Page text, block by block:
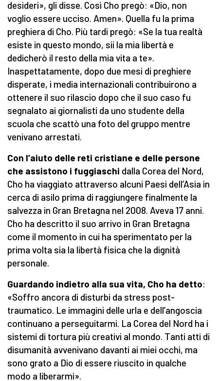
desideri», gli disse. Così Cho pregò: «Dio, non
voglio essere ucciso. Amen». Quella fu la prima
preghiera di Cho. Più tardi pregò: «Se la tua realtà
esiste in questo mondo, sii la mia libertà e
dedicherò il resto della mia vita a te».
Inaspettatamente, dopo due mesi di preghiere
disperate, i media internazionali contribuirono a
ottenere il suo rilascio dopo che il suo caso fu
segnalato ai giornalisti da uno studente della
scuola che scattò una foto del gruppo mentre
venivano arrestati.
Con l’aiuto delle reti cristiane e delle persone
che assistono i fuggiaschi dalla Corea del Nord,
Cho ha viaggiato attraverso alcuni Paesi dell’Asia in
cerca di asilo prima di raggiungere finalmente la
salvezza in Gran Bretagna nel 2008. Aveva 17 anni.
Cho ha descritto il suo arrivo in Gran Bretagna
come il momento in cui ha sperimentato per la
prima volta sia la libertà fisica che la dignità
personale.
Guardando indietro alla sua vita, Cho ha detto:
«Soffro ancora di disturbi da stress post-
traumatico. Le immagini delle urla e dell’angoscia
continuano a perseguitarmi. La Corea del Nord ha i
sistemi di tortura più creativi al mondo. Tanti atti di
disumanità avvenivano davanti ai miei occhi, ma
sono grato a Dio di essere riuscito in qualche
modo a liberarmi».